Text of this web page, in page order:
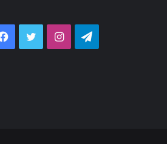
Facebook
TwitterInstagramTelegram